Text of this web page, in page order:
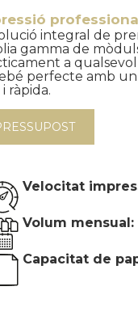
integral de
gamma de
a
perfecte amb
ràpida.
Velocitat
Volum mensual:
Capacitat de